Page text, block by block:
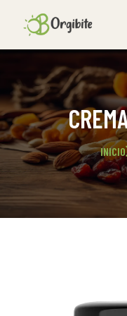
INICIO